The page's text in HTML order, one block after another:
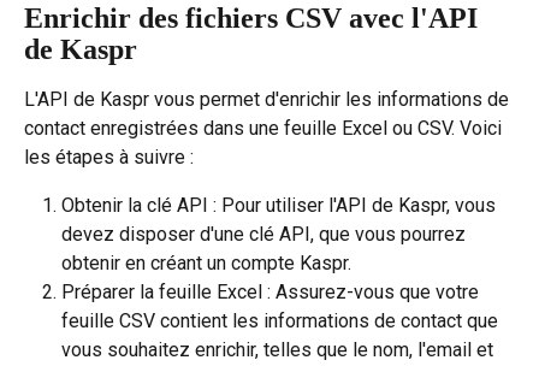
Enrichir des fichiers CSV avec l'API
de Kaspr
L'API de Kaspr vous permet d'enrichir les informations de
contact enregistrées dans une feuille Excel ou CSV. Voici
les étapes à suivre :
Obtenir la clé API : Pour utiliser l'API de Kaspr, vous
devez disposer d'une clé API, que vous pourrez
obtenir en créant un compte Kaspr.
Préparer la feuille Excel : Assurez-vous que votre
feuille CSV contient les informations de contact que
vous souhaitez enrichir, telles que le nom, l'email et